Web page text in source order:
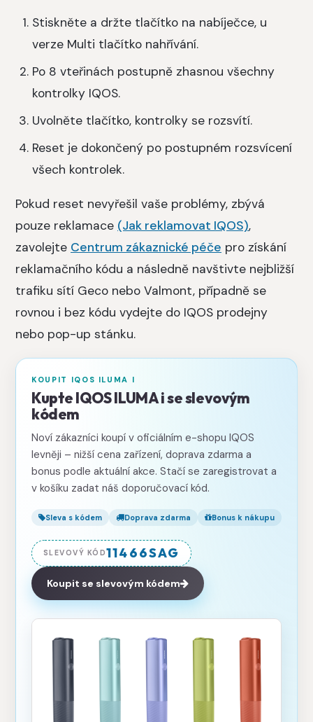
Stiskněte a držte tlačítko na nabíječce, u
verze Multi tlačítko nahřívání.
Po 8 vteřinách postupně zhasnou všechny
kontrolky IQOS.
Uvolněte tlačítko, kontrolky se rozsvítí.
Reset je dokončený po postupném rozsvícení
všech kontrolek.
Pokud reset nevyřešil vaše problémy, zbývá
pouze reklamace (Jak reklamovat IQOS),
zavolejte Centrum zákaznické péče pro získání
reklamačního kódu a následně navštivte nejbližší
trafiku sítí Geco nebo Valmont, případně se
rovnou i bez kódu vydejte do IQOS prodejny
nebo pop-up stánku.
KOUPIT IQOS ILUMA I
Kupte IQOS ILUMA i se slevovým
kódem
Noví zákazníci koupí v oficiálním e-shopu IQOS
levněji – nižší cena zařízení, doprava zdarma a
bonus podle aktuální akce. Stačí se zaregistrovat a
v košíku zadat náš doporučovací kód.
Sleva s kódem Doprava zdarma Bonus k nákupu
SLEVOVÝ KÓD11466SAG
Koupit se slevovým kódem